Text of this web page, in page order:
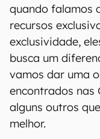
quando falamos
recursos
exclusividade,
busca um
vamos dar uma
encontrados nas
alguns outros
melhor.